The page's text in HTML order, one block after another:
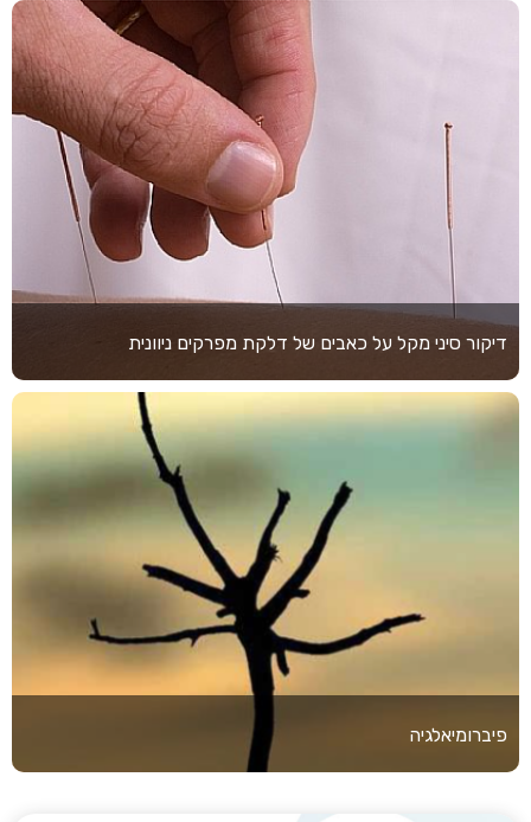
דיקור סיני מקל על כאבים של דלקת מפרקים ניוונית
פיברומיאלגיה